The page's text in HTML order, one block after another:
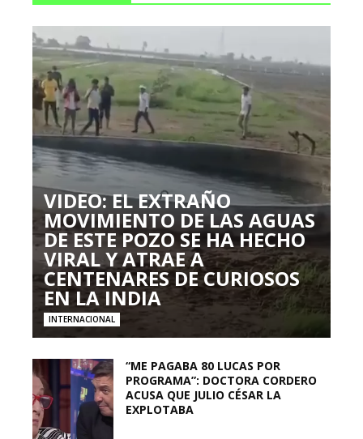
VIDEO: EL EXTRAÑO
MOVIMIENTO DE LAS AGUAS
DE ESTE POZO SE HA HECHO
VIRAL Y ATRAE A
CENTENARES DE CURIOSOS
EN LA INDIA
INTERNACIONAL
“ME PAGABA 80 LUCAS POR
PROGRAMA”: DOCTORA CORDERO
ACUSA QUE JULIO CÉSAR LA
EXPLOTABA